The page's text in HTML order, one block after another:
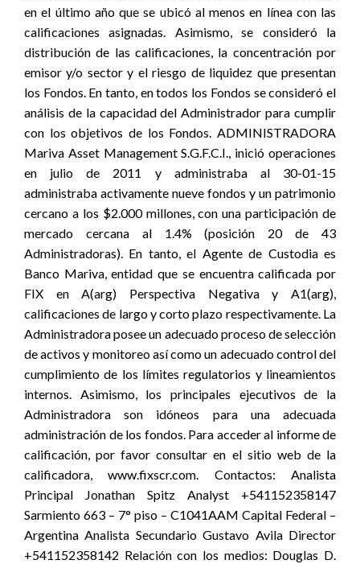
en el último año que se ubicó al menos en línea con las
calificaciones asignadas. Asimismo, se consideró la
distribución de las calificaciones, la concentración por
emisor y/o sector y el riesgo de liquidez que presentan
los Fondos. En tanto, en todos los Fondos se consideró el
análisis de la capacidad del Administrador para cumplir
con los objetivos de los Fondos. ADMINISTRADORA
Mariva Asset Management S.G.F.C.I., inició operaciones
en julio de 2011 y administraba al 30-01-15
administraba activamente nueve fondos y un patrimonio
cercano a los $2.000 millones, con una participación de
mercado cercana al 1.4% (posición 20 de 43
Administradoras). En tanto, el Agente de Custodia es
Banco Mariva, entidad que se encuentra calificada por
FIX en A(arg) Perspectiva Negativa y A1(arg),
calificaciones de largo y corto plazo respectivamente. La
Administradora posee un adecuado proceso de selección
de activos y monitoreo así como un adecuado control del
cumplimiento de los límites regulatorios y lineamientos
internos. Asimismo, los principales ejecutivos de la
Administradora son idóneos para una adecuada
administración de los fondos. Para acceder al informe de
calificación, por favor consultar en el sitio web de la
calificadora, www.fixscr.com. Contactos: Analista
Principal Jonathan Spitz Analyst +541152358147
Sarmiento 663 – 7° piso – C1041AAM Capital Federal –
Argentina Analista Secundario Gustavo Avila Director
+541152358142 Relación con los medios: Douglas D.